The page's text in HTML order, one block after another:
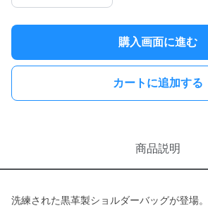
購入画面に進む
カートに追加する
商品説明
洗練された黒革製ショルダーバッグが登場